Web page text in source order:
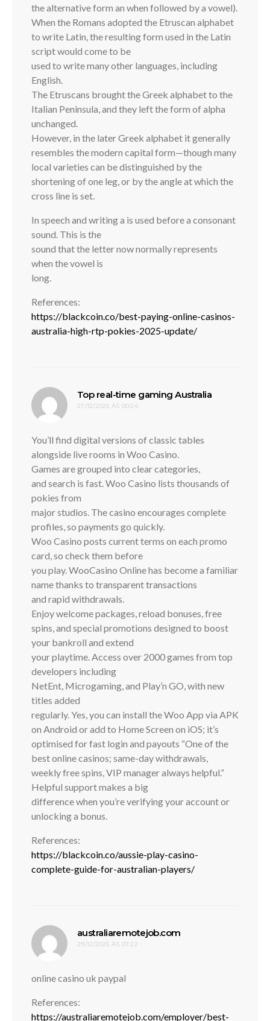
the alternative form an when followed by a vowel).
When the Romans adopted the Etruscan alphabet
to write Latin, the resulting form used in the Latin
script would come to be
used to write many other languages, including
English.
The Etruscans brought the Greek alphabet to the
Italian Peninsula, and they left the form of alpha
unchanged.
However, in the later Greek alphabet it generally
resembles the modern capital form—though many
local varieties can be distinguished by the
shortening of one leg, or by the angle at which the
cross line is set.
In speech and writing a is used before a consonant
sound. This is the
sound that the letter now normally represents
when the vowel is
long.
References:
https://blackcoin.co/best-paying-online-casinos-
australia-high-rtp-pokies-2025-update/
Top real-time gaming Australia
27/12/2025 ÀS 00:24
You’ll find digital versions of classic tables
alongside live rooms in Woo Casino.
Games are grouped into clear categories,
and search is fast. Woo Casino lists thousands of
pokies from
major studios. The casino encourages complete
profiles, so payments go quickly.
Woo Casino posts current terms on each promo
card, so check them before
you play. WooCasino Online has become a familiar
name thanks to transparent transactions
and rapid withdrawals.
Enjoy welcome packages, reload bonuses, free
spins, and special promotions designed to boost
your bankroll and extend
your playtime. Access over 2000 games from top
developers including
NetEnt, Microgaming, and Play’n GO, with new
titles added
regularly. Yes, you can install the Woo App via APK
on Android or add to Home Screen on iOS; it’s
optimised for fast login and payouts “One of the
best online casinos; same-day withdrawals,
weekly free spins, VIP manager always helpful.”
Helpful support makes a big
difference when you’re verifying your account or
unlocking a bonus.
References:
https://blackcoin.co/aussie-play-casino-
complete-guide-for-australian-players/
australiaremotejob.com
29/12/2025 ÀS 07:22
online casino uk paypal
References:
https://australiaremotejob.com/employer/best-